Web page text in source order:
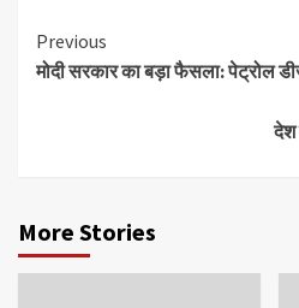
Continue
Reading
Previous
मोदी सरकार का बड़ा फैसला: पेट्रोल
देश
More Stories